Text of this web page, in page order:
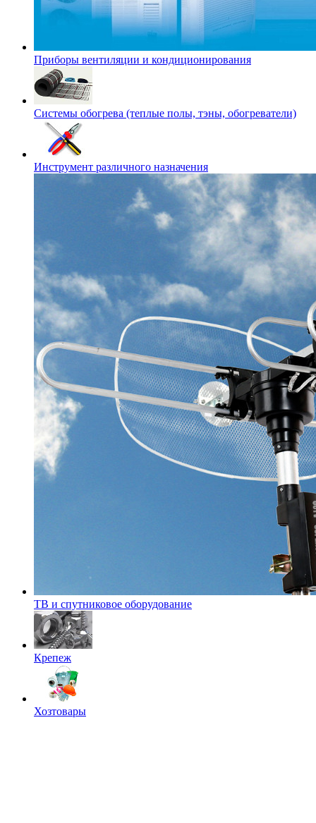
Приборы вентиляции и кондиционирования
Системы обогрева (теплые полы, тэны, обогреватели)
Инструмент различного назначения
ТВ и спутниковое оборудование
Крепеж
Хозтовары